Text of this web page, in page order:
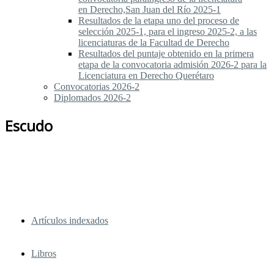
en Derecho,San Juan del Río 2025-1
Resultados de la etapa uno del proceso de
selección 2025-1, para el ingreso 2025-2, a las
licenciaturas de la Facultad de Derecho
Resultados del puntaje obtenido en la primera
etapa de la convocatoria admisión 2026-2 para la
Licenciatura en Derecho Querétaro
Convocatorias 2026-2
Diplomados 2026-2
Escudo
Artículos indexados
Libros